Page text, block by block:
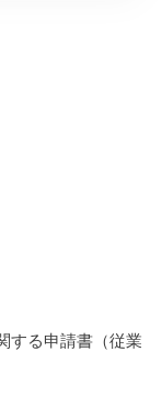
する申請書（従業